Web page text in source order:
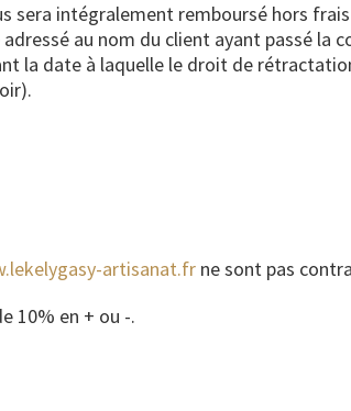
sera intégralement remboursé hors
au nom du client ayant passé la
la date à laquelle le droit de
artisanat.fr ne sont pas
10% en + ou -.